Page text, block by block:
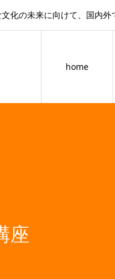
化の未来に向けて、国内外
home
座